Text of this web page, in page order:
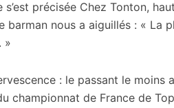
précisée Chez Tonton,
nous a aiguillés : « La
»
: le passant le moins
championnat de France de